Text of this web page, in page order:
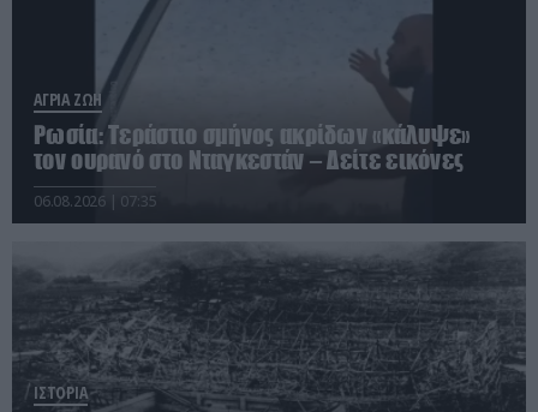
ΑΓΡΙΑ ΖΩΗ
Ρωσία: Τεράστιο σμήνος ακρίδων «κάλυψε»
τον ουρανό στο Νταγκεστάν – Δείτε εικόνες
06.08.2026 | 07:35
ΙΣΤΟΡΙΑ